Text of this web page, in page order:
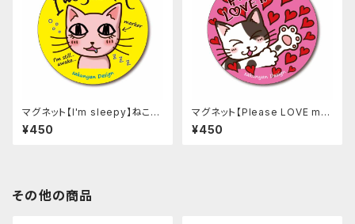
マグネット【I'm sleepy】ねこち
＆さくにゃん
¥450
マグネット【Please LOVE m
e!!】ねこち＆さくにゃん
¥450
その他の商品